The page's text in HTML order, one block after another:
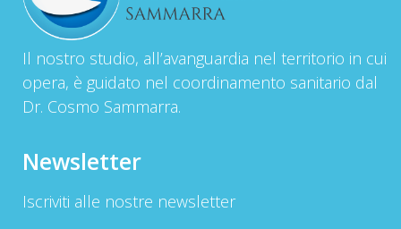
Il nostro studio, all’avanguardia nel territorio in cui
opera, è guidato nel coordinamento sanitario dal
Dr. Cosmo Sammarra.
Newsletter
Iscriviti alle nostre newsletter